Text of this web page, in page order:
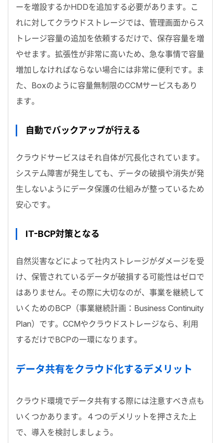
ーを増設するかHDDを追加する必要があります。こ
れに対してクラウドストレージでは、管理画面からス
トレージ容量の追加を依頼するだけで、保存容量を増
やせます。拡張性が非常に高いため、急な事情で容量
増加しなければならない場合には非常に便利です。ま
た、Boxのように容量無制限のCCMサービスもあり
ます。
自動でバックアップが行える
クラウドサービスはそれ自体が冗長化されています。
システム障害が発生しても、データの破損や消失が発
生しないようにデータ保護の仕組みが整っているため
安心です。
IT-BCP対策となる
自然災害などによって社内ストレージがダメージを受
け、保管されているデータが破損する可能性はゼロで
はありません。その際に大切なのが、事業を継続して
いくためのBCP（事業継続計画：Business Continuity
Plan）です。CCMやクラウドストレージなら、利用
するだけでBCPの一環になります。
データ共有をクラウド化するデメリット
クラウド環境でデータ共有する際には注意すべき点も
いくつかあります。４つのデメリットを押さえた上
で、導入を検討しましょう。